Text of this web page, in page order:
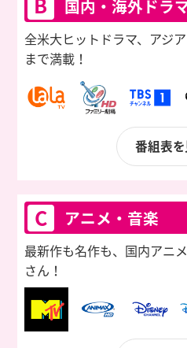
国内・海外ドラ
全米大ヒットドラマ、アジ
まで満載！
番組表
C アニメ・音楽
最新作も名作も、国内アニ
さん！